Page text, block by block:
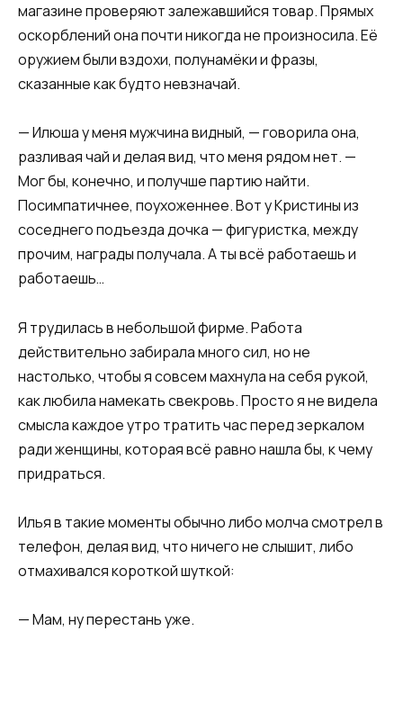
магазине проверяют залежавшийся товар. Прямых
оскорблений она почти никогда не произносила. Её
оружием были вздохи, полунамёки и фразы,
сказанные как будто невзначай.
— Илюша у меня мужчина видный, — говорила она,
разливая чай и делая вид, что меня рядом нет. —
Мог бы, конечно, и получше партию найти.
Посимпатичнее, поухоженнее. Вот у Кристины из
соседнего подъезда дочка — фигуристка, между
прочим, награды получала. А ты всё работаешь и
работаешь…
Я трудилась в небольшой фирме. Работа
действительно забирала много сил, но не
настолько, чтобы я совсем махнула на себя рукой,
как любила намекать свекровь. Просто я не видела
смысла каждое утро тратить час перед зеркалом
ради женщины, которая всё равно нашла бы, к чему
придраться.
Илья в такие моменты обычно либо молча смотрел в
телефон, делая вид, что ничего не слышит, либо
отмахивался короткой шуткой:
— Мам, ну перестань уже.